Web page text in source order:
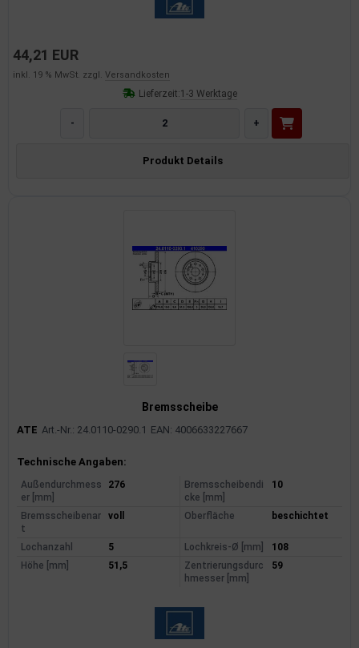
44,21 EUR
inkl. 19 % MwSt. zzgl. Versandkosten
Lieferzeit:1-3 Werktage
- +
Produkt Details
Bremsscheibe
ATE Art.-Nr.: 24.0110-0290.1 EAN: 4006633227667
Produktinformationen
Technische Angaben:
Außendurchmess
er [mm]
276
Bremsscheibendi
cke [mm]
10
Bremsscheibenar
t
voll Oberfläche beschichtet
Lochanzahl 5 Lochkreis-Ø [mm]
108
Höhe [mm]
51,5
Zentrierungsdurc
hmesser [mm]
59